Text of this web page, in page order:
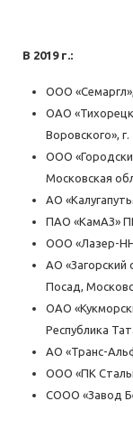
В 2019 г.:
ООО
ОАО
Воровского»,
ООО
Московская
АО
ПАО «КамАЗ»
ООО «Лазер-
АО «Загорский
Посад,
ОАО
Республика
АО «Транс-
ООО «ПК
СООО «Завод